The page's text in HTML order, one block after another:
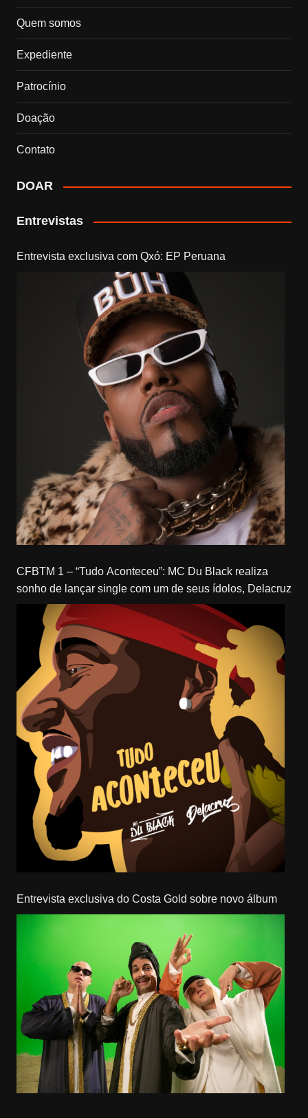
Quem somos
Expediente
Patrocínio
Doação
Contato
DOAR
Entrevistas
Entrevista exclusiva com Qxó: EP Peruana
CFBTM 1 – “Tudo Aconteceu”: MC Du Black realiza
sonho de lançar single com um de seus ídolos, Delacruz
Entrevista exclusiva do Costa Gold sobre novo álbum